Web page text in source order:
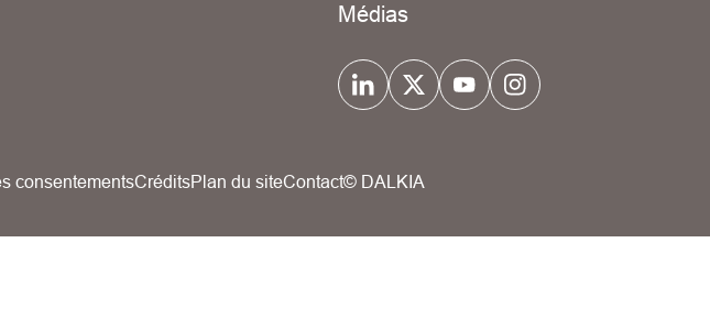
Médias
consentementsCréditsPlan du siteContact© DALKIA